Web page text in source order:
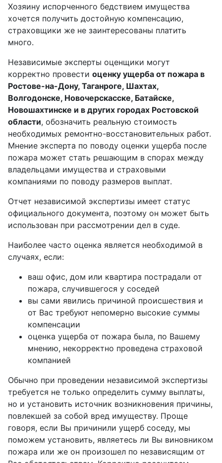
Хозяину испорченного бедствием имущества
хочется получить достойную компенсацию,
страховщики же не заинтересованы платить
много.
Независимые эксперты оценщики могут
корректно провести оценку ущерба от пожара в
Ростове-на-Дону, Таганроге, Шахтах,
Волгодонске, Новочерскасске, Батайске,
Новошахтинске и в других городах Ростовской
области, обозначить реальную стоимость
необходимых ремонтно-восстановительных работ.
Мнение эксперта по поводу оценки ущерба после
пожара может стать решающим в спорах между
владельцами имущества и страховыми
компаниями по поводу размеров выплат.
Отчет независимой экспертизы имеет статус
официального документа, поэтому он может быть
использован при рассмотрении дел в суде.
Наиболее часто оценка является необходимой в
случаях, если:
ваш офис, дом или квартира пострадали от
пожара, случившегося у соседей
вы сами явились причиной происшествия и
от Вас требуют непомерно высокие суммы
компенсации
оценка ущерба от пожара была, по Вашему
мнению, некорректно проведена страховой
компанией
Обычно при проведении независимой экспертизы
требуется не только определить сумму выплаты,
но и установить источник возникновения причины,
повлекшей за собой вред имуществу. Проще
говоря, если Вы причинили ущерб соседу, мы
поможем установить, являетесь ли Вы виновником
пожара или же он произошел по независящим от